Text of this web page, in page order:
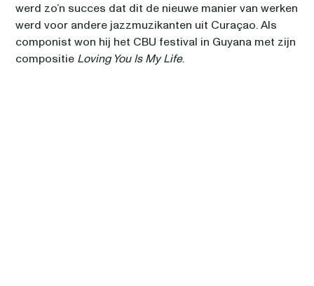
werd zo’n succes dat dit de nieuwe manier van werken
werd voor andere jazzmuzikanten uit Curaçao. Als
componist won hij het CBU festival in Guyana met zijn
compositie Loving You Is My Life.